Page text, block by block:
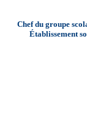
Chef du groupe
Établissement